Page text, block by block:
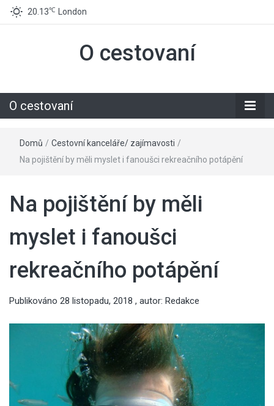
20.13℃ London
O cestovaní
O cestovaní
Domů / Cestovní kanceláře/ zajímavosti /
Na pojištění by měli myslet i fanoušci rekreačního potápění
Na pojištění by měli
myslet i fanoušci
rekreačního potápění
Publikováno 28 listopadu, 2018 , autor: Redakce